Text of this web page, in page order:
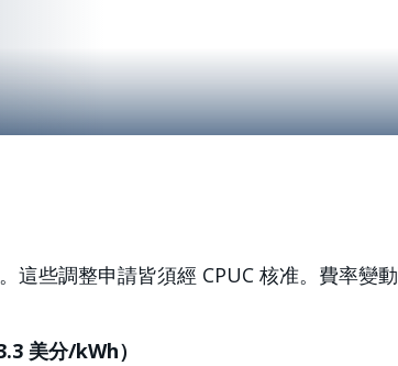
這些調整申請皆須經 CPUC 核准。費率變
美分/kWh）